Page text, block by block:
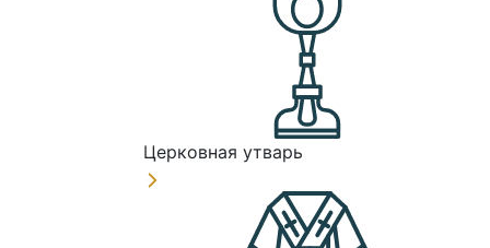
Церковная утварь